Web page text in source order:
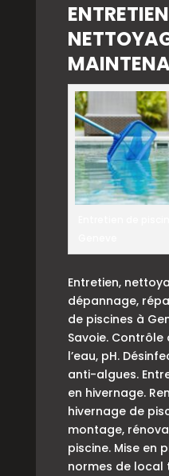
Entretien,
dépannage,
de piscines à
Savoie. Contrôle
l’eau, pH.
anti-algues.
en hivernage.
hivernage de
montage,
piscine. Mise en
normes de local